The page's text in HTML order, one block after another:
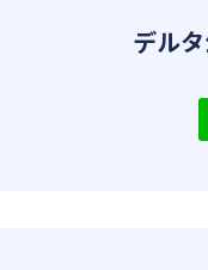
犬との絆づくりに「ド
【ペットホテル】年末
デル